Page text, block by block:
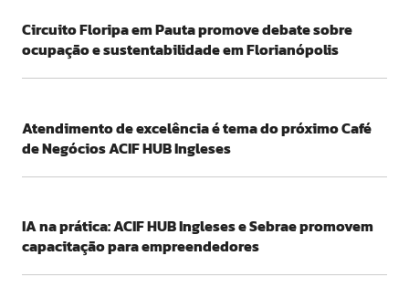
Circuito Floripa em Pauta promove debate sobre
ocupação e sustentabilidade em Florianópolis
Atendimento de excelência é tema do próximo Café
de Negócios ACIF HUB Ingleses
IA na prática: ACIF HUB Ingleses e Sebrae promovem
capacitação para empreendedores